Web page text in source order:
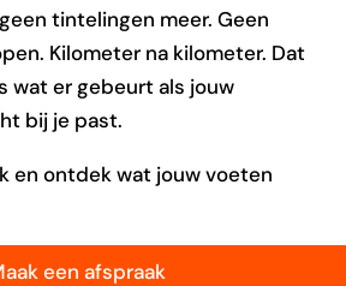
tintelingen meer. Geen
Kilometer na kilometer. Dat
wat er gebeurt als jouw
bij je past.
en ontdek wat jouw voeten
een afspraak